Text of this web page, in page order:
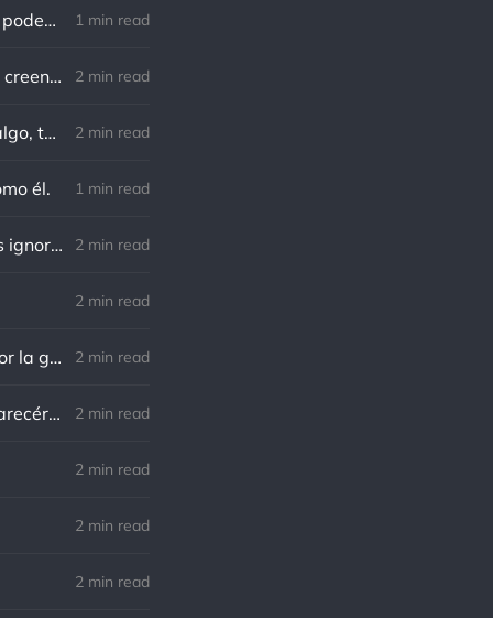
Gandhi: Un minuto que pasa es irrecuperable. Conociendo esto, ¿cómo podemos malgastar tantas horas? 1 min read
Von Goethe: Nadie está más esclavizado que aquellos que falsamente creen que son libres. 2 min read
Charles F. Kettering: Sigue adelante, y es probable que tropieces con algo, tal vez cuando menos lo esperes. Nunca he escuchado hablar de alguien algu 2 min read
él. 1 min read
Richard Cecil: El primer paso hacia el conocimiento es saber que somos ignorantes. 2 min read
2 min read
Norman Schwarzkopf: Cuanto más sudes por la paz, menos sangras por la guerra. 2 min read
Marco Aurelio: El verdadero modo de vengarse de un enemigo es no parecérsele. 2 min read
2 min read
2 min read
2 min read